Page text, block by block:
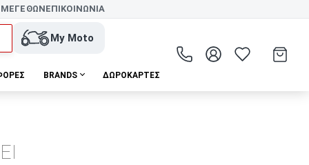
ΕΠΙΚΟΙΝΩΝΙΑ
My Moto
BRANDS ΔΩΡΟΚΆΡΤΕΣ